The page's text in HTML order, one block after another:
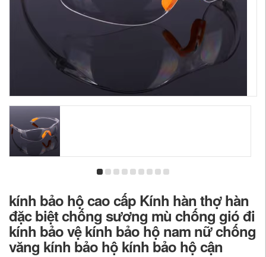
kính bảo hộ cao cấp Kính hàn thợ hàn
đặc biệt chống sương mù chống gió đi
kính bảo vệ kính bảo hộ nam nữ chống
văng kính bảo hộ kính bảo hộ cận